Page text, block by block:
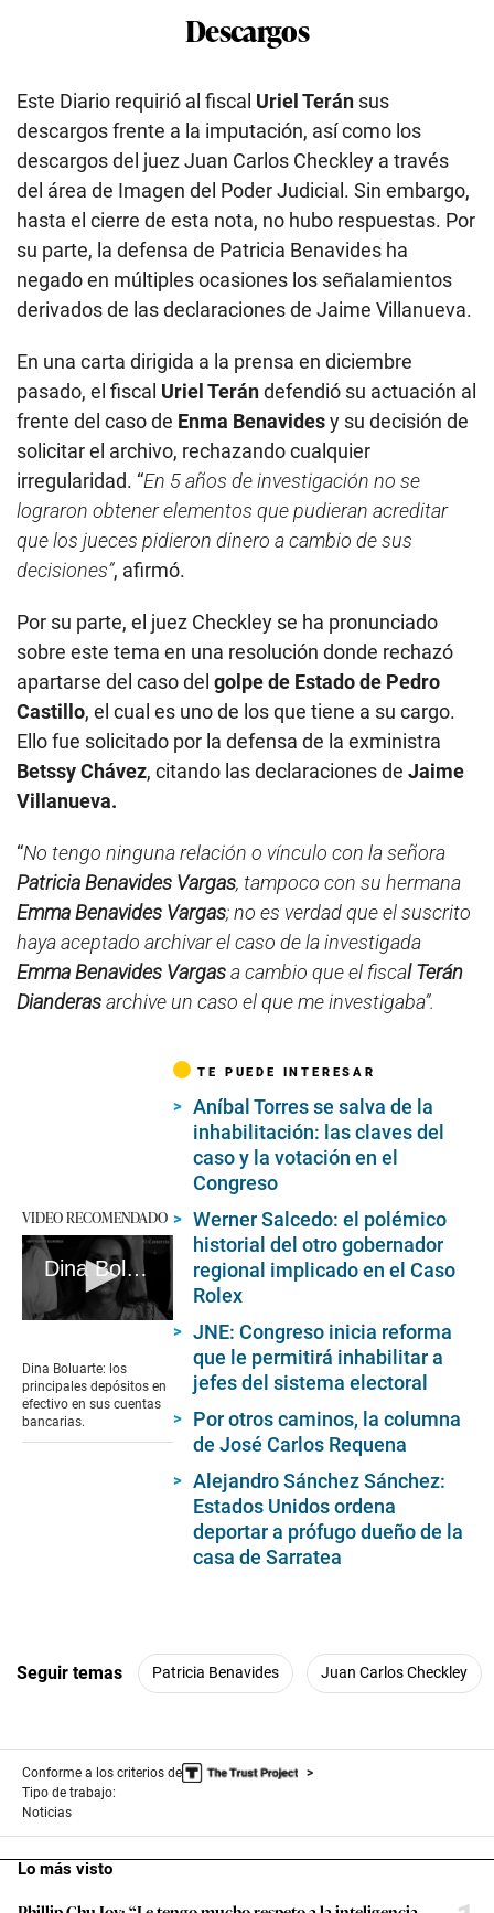
Descargos
Este Diario requirió al fiscal Uriel Terán sus
descargos frente a la imputación, así como los
descargos del juez Juan Carlos Checkley a través
del área de Imagen del Poder Judicial. Sin embargo,
hasta el cierre de esta nota, no hubo respuestas. Por
su parte, la defensa de Patricia Benavides ha
negado en múltiples ocasiones los señalamientos
derivados de las declaraciones de Jaime Villanueva.
En una carta dirigida a la prensa en diciembre
pasado, el fiscal Uriel Terándefendió su actuación al
frente del caso de Enma Benavidesy su decisión de
solicitar el archivo, rechazando cualquier
irregularidad. “En 5 años de investigación no se
lograron obtener elementos que pudieran acreditar
que los jueces pidieron dinero a cambio de sus
decisiones”, afirmó.
Por su parte, el juez Checkley se ha pronunciado
sobre este tema en una resolución donde rechazó
apartarse del caso del golpe de Estado de Pedro
Castillo, el cual es uno de los que tiene a su cargo.
Ello fue solicitado por la defensa de la exministra
Betssy Chávez, citando las declaraciones de Jaime
Villanueva.
“No tengo ninguna relación o vínculo con la señora
Patricia Benavides Vargas, tampoco con su hermana
Emma Benavides Vargas; no es verdad que el suscrito
haya aceptado archivar el caso de la investigada
Emma Benavides Vargasa cambio que el fiscal Terán
Dianderasarchive un caso el que me investigaba”.
VIDEO RECOMENDADO
Dina Boluarte: los principales depósitos en efectivo en sus cuentas #VideosEC #UI
of
11
minutes,
59
Dina Boluarte: los
principales depósitos en
efectivo en sus cuentas
bancarias.
TE PUEDE INTERESAR
Aníbal Torres se salva de la
inhabilitación: las claves del
caso y la votación en el
Congreso
Werner Salcedo: el polémico
historial del otro gobernador
regional implicado en el Caso
Rolex
JNE: Congreso inicia reforma
que le permitirá inhabilitar a
jefes del sistema electoral
Por otros caminos, la columna
de José Carlos Requena
Alejandro Sánchez Sánchez:
Estados Unidos ordena
deportar a prófugo dueño de la
casa de Sarratea
Seguir temas Patricia Benavides Juan Carlos Checkley
Conforme a los criterios de
Tipo de trabajo:
Noticias
Lo más visto